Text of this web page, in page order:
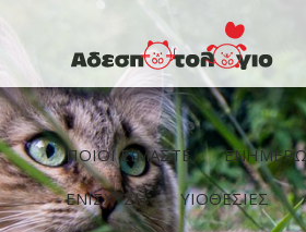
ΠΟΙΟΙ ΕΙΜΑΣΤΕ
ΕΝΙΣΧΥΣΗ
ΥΙΟΘΕΣΙΕΣ